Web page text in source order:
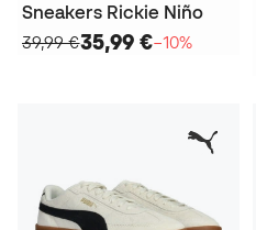
Sneakers Rickie Niño
39,99 €35,99 €−10%